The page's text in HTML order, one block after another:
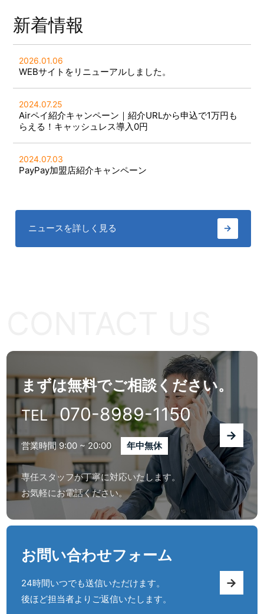
新着情報
2026.01.06
WEBサイトをリニューアルしました。
2024.07.25
Airペイ紹介キャンペーン｜紹介URLから申込で1万円も
らえる！キャッシュレス導入0円
2024.07.03
PayPay加盟店紹介キャンペーン
ニュースを詳しく見る →
まずは無料でご相談ください。
TEL
070-8989-1150
営業時間 9:00 ~ 20:00 年中無休
専任スタッフが丁寧に対応いたします。
お気軽にお電話ください。
→
お問い合わせフォーム
24時間いつでも送信いただけます。
後ほど担当者よりご返信いたします。
→